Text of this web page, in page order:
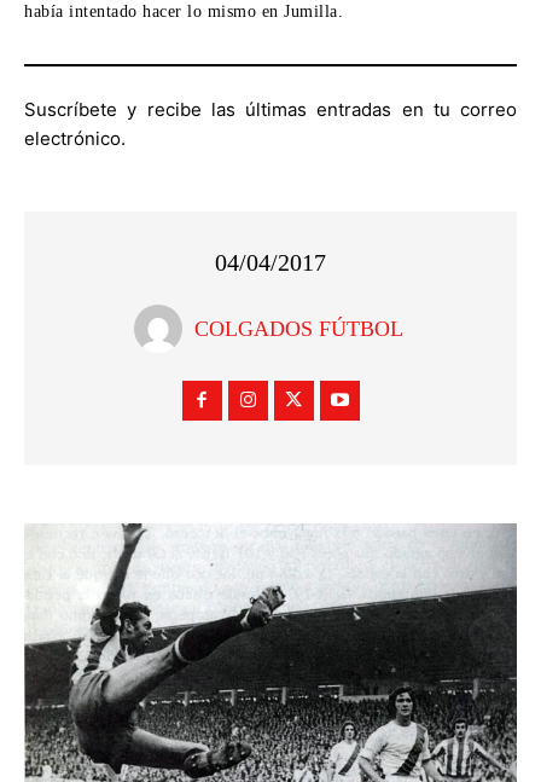
había intentado hacer lo mismo en Jumilla.
Suscríbete y recibe las últimas entradas en tu correo
electrónico.
04/04/2017
COLGADOS FÚTBOL